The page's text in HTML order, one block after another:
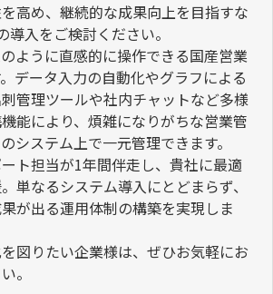
高め、継続的な成果向上を目指すな
導入をご検討ください。
のように直感的に操作できる国産営業
データ入力の自動化やグラフによる
管理ツールや社内チャットなど多様
能により、煩雑になりがちな営業管
システム上で一元管理できます。
ト担当が1年間伴走し、貴社に最適
単なるシステム導入にとどまらず、
が出る運用体制の構築を実現しま
図りたい企業様は、ぜひお気軽にお
。